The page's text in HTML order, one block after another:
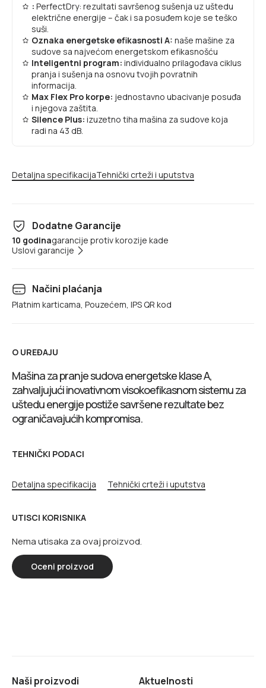
: PerfectDry: rezultati savršenog sušenja uz uštedu
električne energije – čak i sa posuđem koje se teško
suši.
Oznaka energetske efikasnosti A: naše mašine za
sudove sa najvećom energetskom efikasnošću
Inteligentni program: individualno prilagođava ciklus
pranja i sušenja na osnovu tvojih povratnih
informacija.
Max Flex Pro korpe: jednostavno ubacivanje posuđa
i njegova zaštita.
Silence Plus: izuzetno tiha mašina za sudove koja
radi na 43 dB.
Detaljna specifikacijaTehnički crteži i uputstva
Dodatne Garancije
10 godinagarancije protiv korozije kade
Uslovi garancije
Načini plaćanja
Platnim karticama, Pouzećem, IPS QR kod
O UREĐAJU
Mašina za pranje sudova energetske klase A,
zahvaljujući inovativnom visokoefikasnom sistemu za
uštedu energije postiže savršene rezultate bez
ograničavajućih kompromisa.
TEHNIČKI PODACI
Detaljna specifikacija Tehnički crteži i uputstva
UTISCI KORISNIKA
Nema utisaka za ovaj proizvod.
Oceni proizvod
Naši proizvodi Aktuelnosti